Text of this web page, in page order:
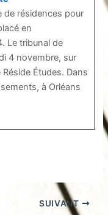
de résidences pour
en
Le tribunal de
4 novembre, sur
Études. Dans
à Orléans
SUIVANT